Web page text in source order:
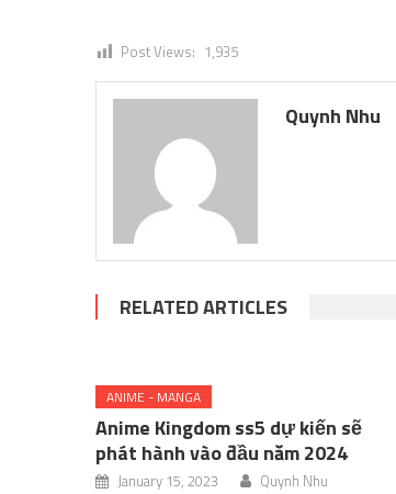
Post Views: 1,935
Quynh Nhu
RELATED ARTICLES
ANIME - MANGA
Anime Kingdom ss5 dự kiến ​​sẽ
phát hành vào đầu năm 2024
January 15, 2023 Quynh Nhu